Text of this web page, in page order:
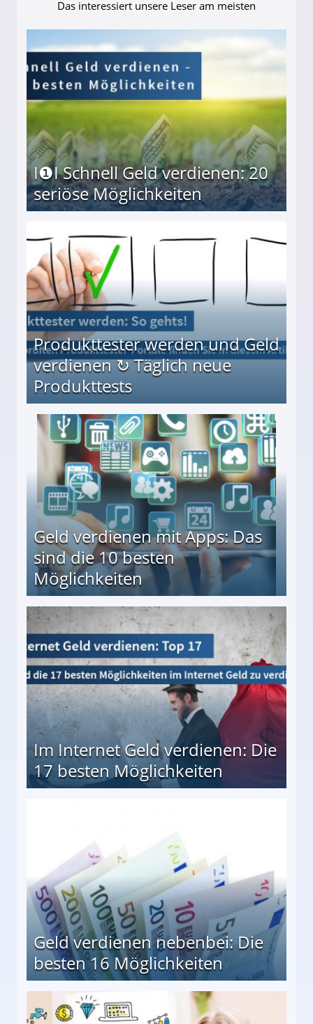
Das interessiert unsere Leser am meisten
I❶I Schnell Geld verdienen: 20
seriöse Möglichkeiten
Produkttester werden und Geld
verdienen ↻ Täglich neue
Produkttests
↻ Täglich neue Produkttests
Geld verdienen mit Apps: Das
sind die 10 besten
Möglichkeiten
besten Möglichkeiten
Im Internet Geld verdienen: Die
17 besten Möglichkeiten
Geld verdienen nebenbei: Die
besten 16 Möglichkeiten